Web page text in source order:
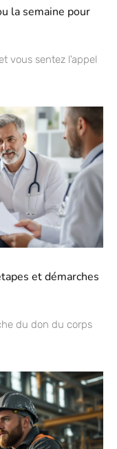
la semaine pour
vous sentez l’appel
et démarches
du don du corps